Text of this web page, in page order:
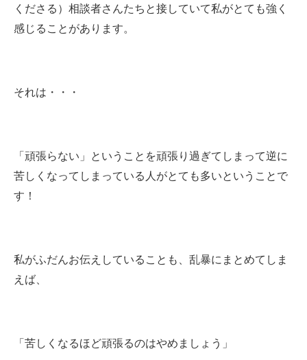
くださる）相談者さんたちと接していて私がとても強く
感じることがあります。
それは・・・
「頑張らない」ということを頑張り過ぎてしまって逆に
苦しくなってしまっている人がとても多いということで
す！
私がふだんお伝えしていることも、乱暴にまとめてしま
えば、
「苦しくなるほど頑張るのはやめましょう」